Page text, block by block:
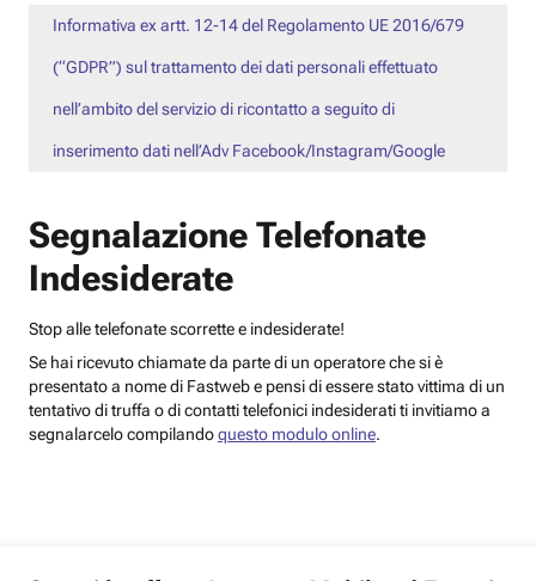
Informativa ex artt. 12-14 del Regolamento UE 2016/679
(“GDPR”) sul trattamento dei dati personali effettuato
nell’ambito del servizio di ricontatto a seguito di
inserimento dati nell’Adv Facebook/Instagram/Google
Segnalazione Telefonate
Indesiderate
Stop alle telefonate scorrette e indesiderate!
Se hai ricevuto chiamate da parte di un operatore che si è
presentato a nome di Fastweb e pensi di essere stato vittima di un
tentativo di truffa o di contatti telefonici indesiderati ti invitiamo a
segnalarcelo compilandoquesto modulo online.